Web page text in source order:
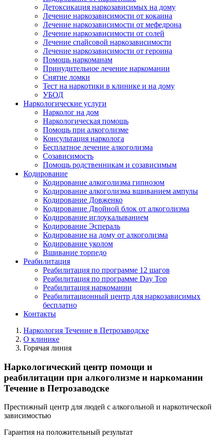
Детоксикация наркозависимых на дому
Лечение наркозависимости от кокаина
Лечение наркозависимости от мефедрона
Лечение наркозависимости от солей
Лечение спайсовой наркозависимости
Лечение наркозависимости от героина
Помощь наркоманам
Принудительное лечение наркомании
Снятие ломки
Тест на наркотики в клинике и на дому
УБОД
Наркологические услуги
Нарколог на дом
Наркологическая помощь
Помощь при алкоголизме
Консультация нарколога
Бесплатное лечение алкоголизма
Созависимость
Помощь родственникам и созависимым
Кодирование
Кодирование алкоголизма гипнозом
Кодирование алкоголизма вшиванием ампулы
Кодирование Довженко
Кодирование Двойной блок от алкоголизма
Кодирование иглоукалыванием
Кодирование Эспераль
Кодирование на дому от алкоголизма
Кодирование уколом
Вшивание торпедо
Реабилитация
Реабилитация по программе 12 шагов
Реабилитация по программе Day Top
Реабилитация наркомании
Реабилитационный центр для наркозависимых
бесплатно
Контакты
Наркология Течение в Петрозаводске
О клинике
Горячая линия
Наркологический центр помощи и
реабилитации при алкоголизме и наркомании
Течение в Петрозаводске
Престижный центр для людей с алкогольной и наркотической
зависимостью
Гарантия на положительный результат